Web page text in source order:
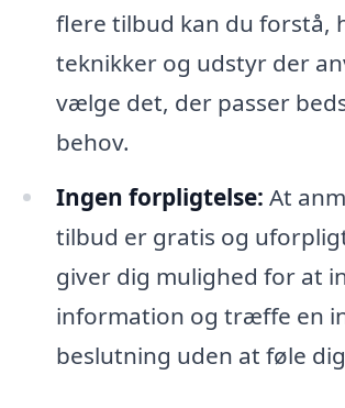
flere tilbud kan du forstå,
teknikker og udstyr der
vælge det, der passer
behov.
Ingen forpligtelse: At
tilbud er gratis og
giver dig mulighed for at
information og træffe en
beslutning uden at føle